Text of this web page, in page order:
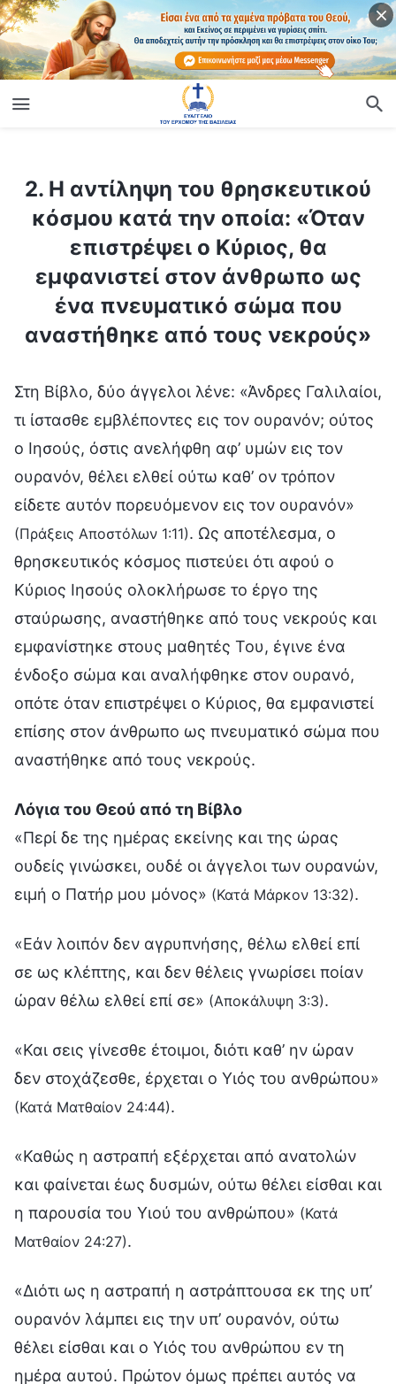
2. Η αντίληψη του θρησκευτικού
κόσμου κατά την οποία: «Όταν
επιστρέψει ο Κύριος, θα
εμφανιστεί στον άνθρωπο ως
ένα πνευματικό σώμα που
αναστήθηκε από τους νεκρούς»
Στη Βίβλο, δύο άγγελοι λένε: «Άνδρες Γαλιλαίοι,
τι ίστασθε εμβλέποντες εις τον ουρανόν; ούτος
ο Ιησούς, όστις ανελήφθη αφ’ υμών εις τον
ουρανόν, θέλει ελθεί ούτω καθ’ ον τρόπον
είδετε αυτόν πορευόμενον εις τον ουρανόν»
(Πράξεις Αποστόλων 1:11). Ως αποτέλεσμα, ο
θρησκευτικός κόσμος πιστεύει ότι αφού ο
Κύριος Ιησούς ολοκλήρωσε το έργο της
σταύρωσης, αναστήθηκε από τους νεκρούς και
εμφανίστηκε στους μαθητές Του, έγινε ένα
ένδοξο σώμα και αναλήφθηκε στον ουρανό,
οπότε όταν επιστρέψει ο Κύριος, θα εμφανιστεί
επίσης στον άνθρωπο ως πνευματικό σώμα που
αναστήθηκε από τους νεκρούς.
Λόγια του Θεού από τη Βίβλο
«Περί δε της ημέρας εκείνης και της ώρας
ουδείς γινώσκει, ουδέ οι άγγελοι των ουρανών,
ειμή ο Πατήρ μου μόνος» (Κατά Μάρκον 13:32).
«Εάν λοιπόν δεν αγρυπνήσης, θέλω ελθεί επί
σε ως κλέπτης, και δεν θέλεις γνωρίσει ποίαν
ώραν θέλω ελθεί επί σε» (Αποκάλυψη 3:3).
«Και σεις γίνεσθε έτοιμοι, διότι καθ’ ην ώραν
δεν στοχάζεσθε, έρχεται ο Υιός του ανθρώπου»
(Κατά Ματθαίον 24:44).
«Καθώς η αστραπή εξέρχεται από ανατολών
και φαίνεται έως δυσμών, ούτω θέλει είσθαι και
η παρουσία του Υιού του ανθρώπου» (Κατά
Ματθαίον 24:27).
«Διότι ως η αστραπή η αστράπτουσα εκ της υπ’
ουρανόν λάμπει εις την υπ’ ουρανόν, ούτω
θέλει είσθαι και ο Υιός του ανθρώπου εν τη
ημέρα αυτού. Πρώτον όμως πρέπει αυτός να